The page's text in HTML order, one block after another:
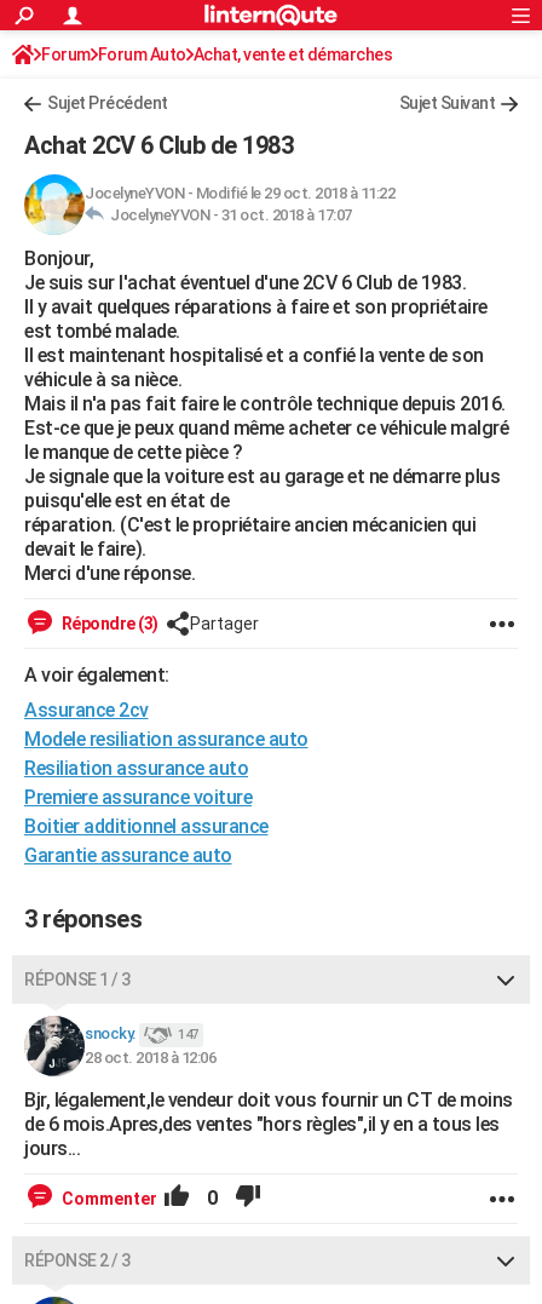
ACTUALITÉS
Politique
Société
Faits Divers
Education
Monde
Villes
+
FINANCE
Retraite
Impôts
Epargne
Immobilier
Risques naturels par ville
Banque
Assurance
Crédit
AUTO
Essais
Réserver un essai
Citadines
Berlines
SUV
Forum auto
+HIGH-TECH
Mobiles
Meilleur smartphone
Internet
Ordinateurs
Jeux vidéo
Guide high-tech
+BRICOLAGE
Forum
Aménagement intérieur
Extérieur
Cuisine
Salle de bains
Jardinage
Rangement
WEEK-END
Guides de France
Escapades
Patrimoine
Expositions
Musées
Week-end nature
+LIFESTYLE
Art de vivre
Bien-être
Loisirs
ModeModes de vie
SANTE
Alimentation
Guide de la santé
Maladies
Médicaments
Sommeil
VOYAGE
Destinations
City break
Voyage nature
Voyage de noces
Forum
Climat
+PHOTO
GUIDES D'ACHAT
BONS PLANS
CARTE DE VOEUX
Carte de Noël
Carte Bonne année
Carte Saint-Valentin
Carte Pâques
Carte d'anniversaire
DICTIONNAIRE
Dictionnaire
Biographies
Citations
Expressions
Proverbes
PROGRAMME TV
COPAINS D'AVANT
S'inscrire
Se connecter
Lycées
Collèges
Primaires
Universités
Entreprises
Service militaire
Avis de recherche
AVIS DE DÉCÈS
S'inscrire
Connexion
Forum Forum Auto Achat, vente et démarches
Sujet Précédent Sujet Suivant
Achat 2CV 6 Club de 1983
JocelyneYVON- Modifié le 29 oct. 2018 à 11:22
JocelyneYVON - 31 oct. 2018 à 17:07
Bonjour,
Je suis sur l'achat éventuel d'une 2CV 6 Club de 1983.
Il y avait quelques réparations à faire et son propriétaire
est tombé malade.
Il est maintenant hospitalisé et a confié la vente de son
véhicule à sa nièce.
Mais il n'a pas fait faire le contrôle technique depuis 2016.
Est-ce que je peux quand même acheter ce véhicule malgré
le manque de cette pièce ?
Je signale que la voiture est au garage et ne démarre plus
puisqu'elle est en état de
réparation. (C'est le propriétaire ancien mécanicien qui
devait le faire).
Merci d'une réponse.
Répondre (3) Partager
A voir également:
Assurance 2cv
Modele resiliation assurance auto
Resiliation assurance auto
Premiere assurance voiture
Boitier additionnel assurance
Garantie assurance auto
3 réponses
RÉPONSE 1 / 3
snocky. 147
28 oct. 2018 à 12:06
Bjr, légalement,le vendeur doit vous fournir un CT de moins
de 6 mois.Apres,des ventes "hors règles",il y en a tous les
jours...
Commenter 0
RÉPONSE 2 / 3